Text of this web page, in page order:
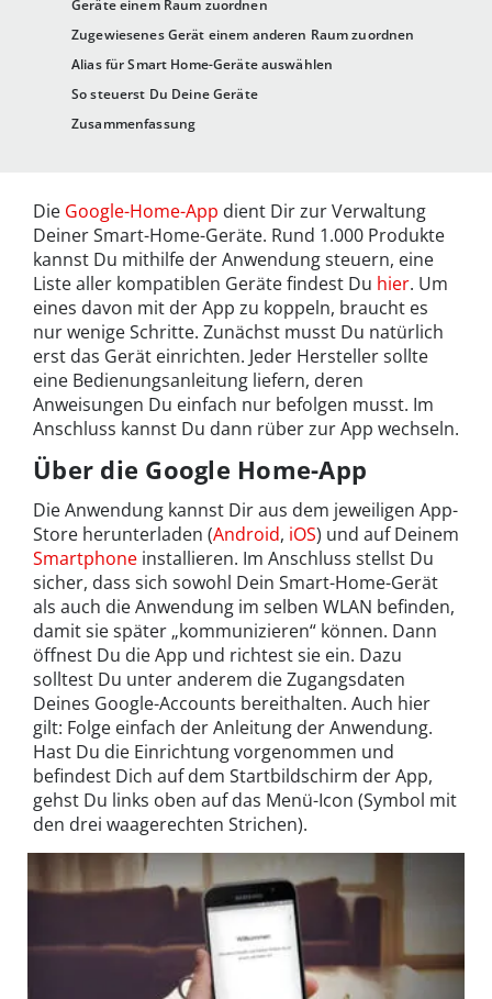
Geräte einem Raum zuordnen
Zugewiesenes Gerät einem anderen Raum zuordnen
Alias für Smart Home-Geräte auswählen
So steuerst Du Deine Geräte
Zusammenfassung
Die Google-Home-App dient Dir zur Verwaltung
Deiner Smart-Home-Geräte. Rund 1.000 Produkte
kannst Du mithilfe der Anwendung steuern, eine
Liste aller kompatiblen Geräte findest Du hier. Um
eines davon mit der App zu koppeln, braucht es
nur wenige Schritte. Zunächst musst Du natürlich
erst das Gerät einrichten. Jeder Hersteller sollte
eine Bedienungsanleitung liefern, deren
Anweisungen Du einfach nur befolgen musst. Im
Anschluss kannst Du dann rüber zur App wechseln.
Über die Google Home-App
Die Anwendung kannst Dir aus dem jeweiligen App-
Store herunterladen (Android, iOS) und auf Deinem
Smartphone installieren. Im Anschluss stellst Du
sicher, dass sich sowohl Dein Smart-Home-Gerät
als auch die Anwendung im selben WLAN befinden,
damit sie später „kommunizieren“ können. Dann
öffnest Du die App und richtest sie ein. Dazu
solltest Du unter anderem die Zugangsdaten
Deines Google-Accounts bereithalten. Auch hier
gilt: Folge einfach der Anleitung der Anwendung.
Hast Du die Einrichtung vorgenommen und
befindest Dich auf dem Startbildschirm der App,
gehst Du links oben auf das Menü-Icon (Symbol mit
den drei waagerechten Strichen).